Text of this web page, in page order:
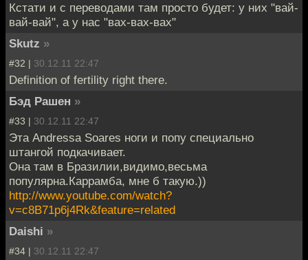
Кстати и с переводами там просто будет: у них "вай-
вай-вай", а у нас "вах-вах-вах"
Skutz »
#32 | 30.12.11 22:47
Definition of fertility right there.
Бэд Рашен »
#33 | 30.12.11 22:47
Эта Andressa Soares ноги и попу специально
штангой подкачивает.
Она там в Бразилии,видимо,весьма
популярна.Каррамба, мне б такую.))
http://www.youtube.com/watch?
v=c8B71p6j4Rk&feature=related
Daishi »
#34 | 30.12.11 22:47